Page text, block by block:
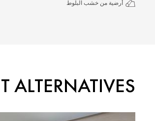
أرضية من خشب البلوط
ALTERNATIVES